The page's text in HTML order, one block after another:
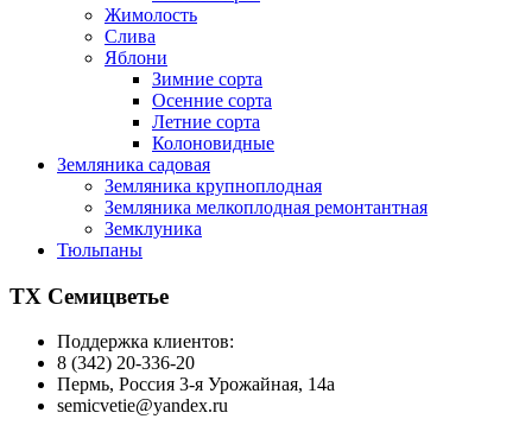
Жимолость
Слива
Яблони
Зимние сорта
Осенние сорта
Летние сорта
Колоновидные
Земляника садовая
Земляника крупноплодная
Земляника мелкоплодная ремонтантная
Земклуника
Тюльпаны
ТХ Семицветье
Поддержка клиентов:
8 (342) 20-336-20
Пермь, Россия 3-я Урожайная, 14а
semicvetie@yandex.ru